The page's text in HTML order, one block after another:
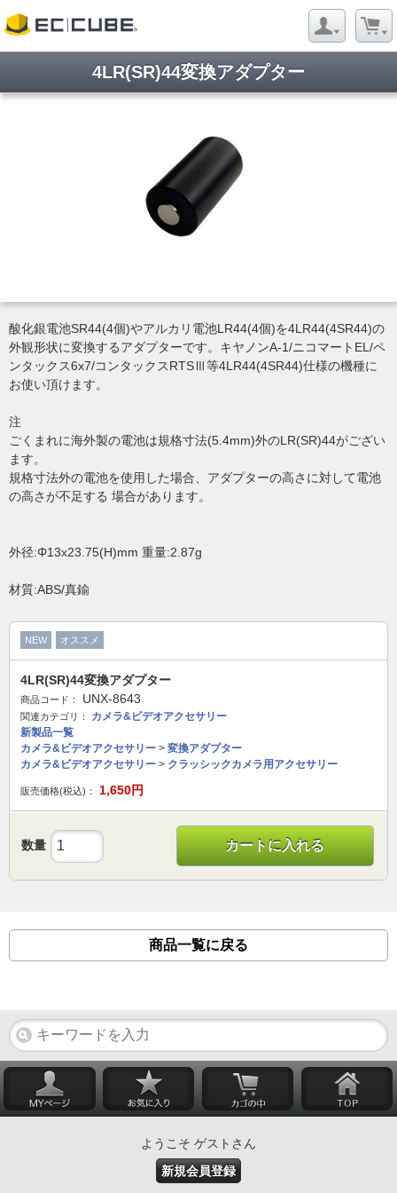
4LR(SR)44変換アダプター
酸化銀電池SR44(4個)やアルカリ電池LR44(4個)を4LR44(4SR44)の
外観形状に変換するアダプターです。キヤノンA-1/ニコマートEL/ペ
ンタックス6x7/コンタックスRTSⅢ等4LR44(4SR44)仕様の機種に
お使い頂けます。
注
ごくまれに海外製の電池は規格寸法(5.4mm)外のLR(SR)44がござい
ます。
規格寸法外の電池を使用した場合、アダプターの高さに対して電池
の高さが不足する 場合があります。
外径:Φ13x23.75(H)mm 重量:2.87g
材質:ABS/真鍮
NEW オススメ
4LR(SR)44変換アダプター
商品コード： UNX-8643
関連カテゴリ：
カメラ&ビデオアクセサリー
新製品一覧
カメラ&ビデオアクセサリー > 変換アダプター
カメラ&ビデオアクセサリー > クラッシックカメラ用アクセサリー
販売価格(税込)： 1,650円
数量 カートに入れる
商品一覧に戻る
ようこそ ゲストさん
新規会員登録